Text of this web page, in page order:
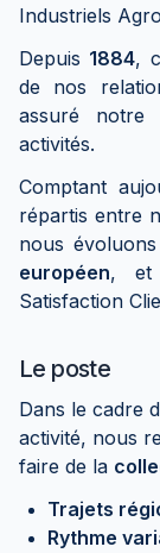
Industriels
Depuis 1884,
de nos
assuré
activités.
Comptant
répartis entre
nous
européen, et
Satisfaction
Le poste
Dans le cadre
activité, nous
faire de la
Trajets
Rythme